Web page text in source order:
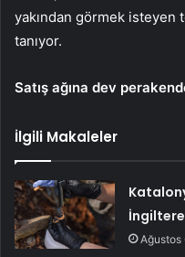
yakından görmek isteyen
tanıyor.
Satış ağına dev
İlgili Makaleler
Ağustos